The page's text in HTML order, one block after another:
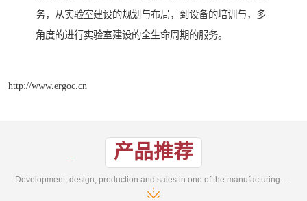
务，从实验室建设的规划与布局，到设备的培训与，多
角度的进行实验室建设的全生命周期的服务。
http://www.ergoc.cn
产品推荐
Development, design, production and sales in one of the manufacturing enterprises